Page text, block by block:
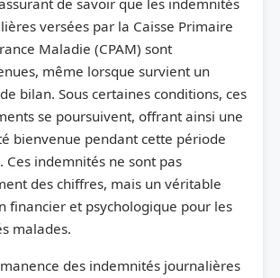
de savoir que les indemnités
versées par la Caisse Primaire
Maladie (CPAM) sont
même lorsque survient un
bilan. Sous certaines conditions, ces
se poursuivent, offrant ainsi une
bienvenue pendant cette période
Ces indemnités ne sont pas
des chiffres, mais un véritable
financier et psychologique pour les
malades.
des indemnités journalières